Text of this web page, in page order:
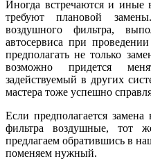
Иногда встречаются и
требуют плановой
воздушного фильтра,
автосервиса при
предполагать не только
возможно придется
задействуемый в других
мастера тоже успешно
Если предполагается
фильтра воздушные, тот
предлагаем обратившись в
поменяем нужный.